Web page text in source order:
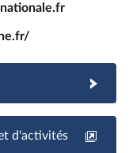
d'activités